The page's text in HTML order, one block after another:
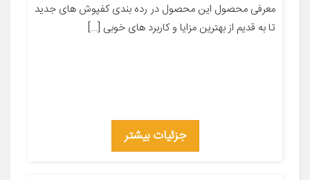
معرفی محصول این محصول در رده بندی کفپوش های جدید
تا به قدیم از بهترین مزایا و کاربرد های خوبی […]
جزئیات بیشتر